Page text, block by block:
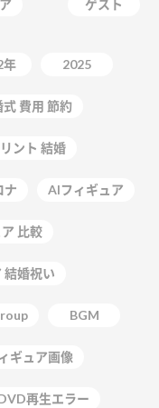
ゲスト
年 2025
式 費用 節約
ント 結婚
ナ AIフィギュア
比較
結婚祝い
BGM
ギュア画像
再生エラー